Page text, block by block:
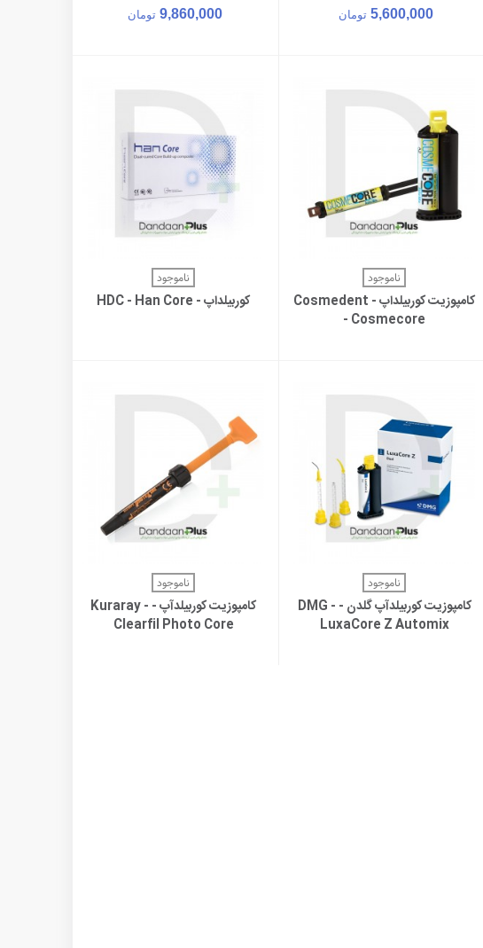
5,600,000 تومان 9,860,000 تومان
مشاهده بیشتر
ناموجود
کامپوزیت کوربیلداپ - Cosmedent
- Cosmecore
مشاهده بیشتر
ناموجود
کوربیلداپ - HDC - Han Core
مشاهده بیشتر
ناموجود
کامپوزیت کوربیلدآپ گلدن - DMG -
LuxaCore Z Automix
مشاهده بیشتر
ناموجود
کامپوزیت کوربیلدآپ - Kuraray -
Clearfil Photo Core